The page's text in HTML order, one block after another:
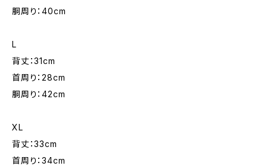
胴周り：40cm
L
背丈：31cm
首周り：28cm
胴周り：42cm
XL
背丈：33cm
首周り：34cm